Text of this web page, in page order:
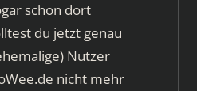
schon dort
du jetzt genau
Nutzer
nicht mehr